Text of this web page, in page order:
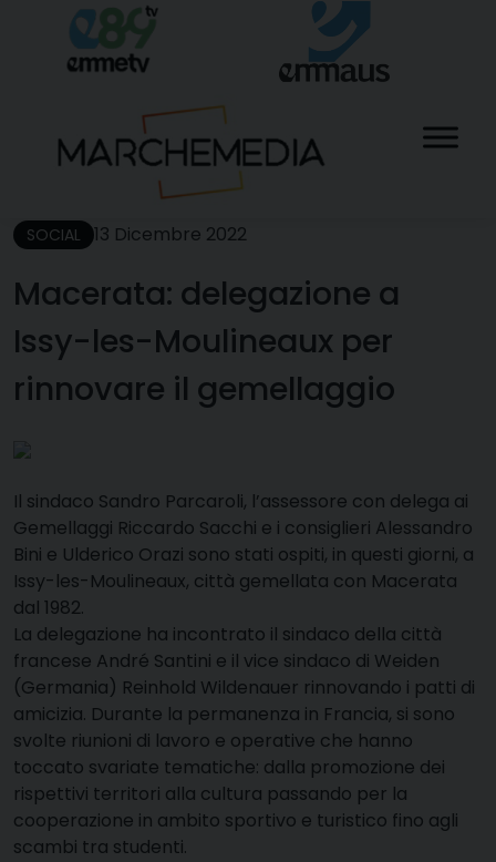
content
SOCIAL 13 Dicembre 2022
Macerata: delegazione a
Issy-les-Moulineaux per
rinnovare il gemellaggio
Il sindaco Sandro Parcaroli, l’assessore con delega ai
Gemellaggi Riccardo Sacchi e i consiglieri Alessandro
Bini e Ulderico Orazi sono stati ospiti, in questi giorni, a
Issy-les-Moulineaux, città gemellata con Macerata
dal 1982.
La delegazione ha incontrato il sindaco della città
francese André Santini e il vice sindaco di Weiden
(Germania) Reinhold Wildenauer rinnovando i patti di
amicizia. Durante la permanenza in Francia, si sono
svolte riunioni di lavoro e operative che hanno
toccato svariate tematiche: dalla promozione dei
rispettivi territori alla cultura passando per la
cooperazione in ambito sportivo e turistico fino agli
scambi tra studenti.